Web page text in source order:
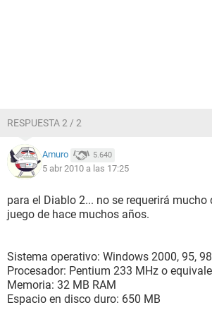
RESPUESTA 2 / 2
Amuro 5.640
5 abr 2010 a las 17:25
para el Diablo 2... no se requerirá mucho
juego de hace muchos años.
Sistema operativo: Windows 2000, 95, 98
Procesador: Pentium 233 MHz o
Memoria: 32 MB RAM
Espacio en disco duro: 650 MB